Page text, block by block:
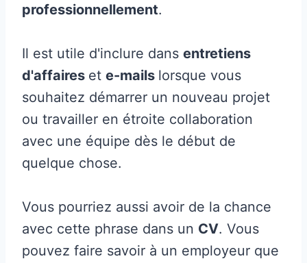
professionnellement.
Il est utile d'inclure dans entretiens
d'affaires et e-mails lorsque vous
souhaitez démarrer un nouveau projet
ou travailler en étroite collaboration
avec une équipe dès le début de
quelque chose.
Vous pourriez aussi avoir de la chance
avec cette phrase dans un CV. Vous
pouvez faire savoir à un employeur que